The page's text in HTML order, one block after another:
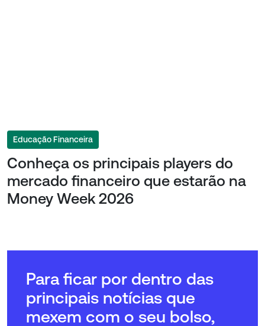
Educação Financeira
Conheça os principais players do
mercado financeiro que estarão na
Money Week 2026
Para ficar por dentro das
principais notícias que
mexem com o seu bolso,